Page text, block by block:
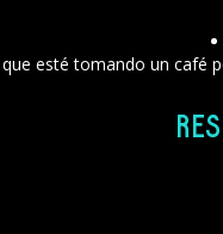
que esté tomando un café